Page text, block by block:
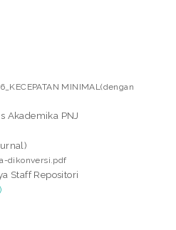
MINIMAL(dengan
Akademika PNJ
dikonversi.pdf
Staff Repositori